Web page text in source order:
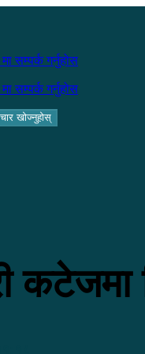
सम्पर्क गर्नुहोस
सम्पर्क गर्नुहोस
खोज्नुहोस्